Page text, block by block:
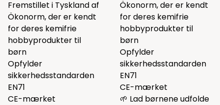
Fremstillet i Tyskland af
Ökonorm, der er kendt
for deres kemifrie
hobbyprodukter til
børn
Opfylder
sikkerhedsstandarden
EN71
CE-mærket
Ökonorm, der er kendt
for deres kemifrie
hobbyprodukter til
børn
Opfylder
sikkerhedsstandarden
EN71
CE-mærket
🌱 Lad børnene udfolde